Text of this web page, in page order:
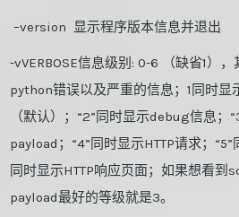
–version 显示程序版本信息并退出
-vVERBOSE信息级别: 0-6 （缺省1）
python错误以及严重的信息；1同时显
（默认）；“2”同时显示debug信息；
payload；“4”同时显示HTTP请求；“5”
同时显示HTTP响应页面；如果想看到
payload最好的等级就是3。